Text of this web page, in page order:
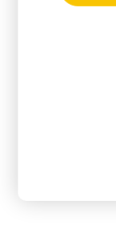
Полетата